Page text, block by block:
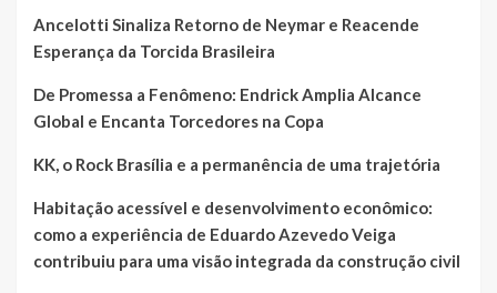
Ancelotti Sinaliza Retorno de Neymar e Reacende
Esperança da Torcida Brasileira
De Promessa a Fenômeno: Endrick Amplia Alcance
Global e Encanta Torcedores na Copa
KK, o Rock Brasília e a permanência de uma trajetória
Habitação acessível e desenvolvimento econômico:
como a experiência de Eduardo Azevedo Veiga
contribuiu para uma visão integrada da construção civil